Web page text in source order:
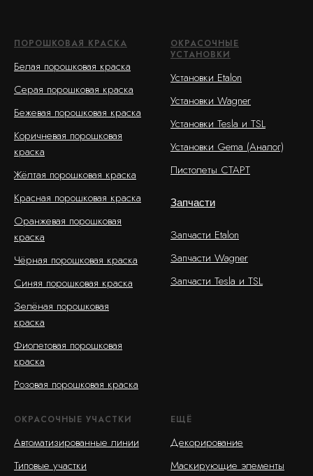
ПОРОШКОВАЯ КРАСКА
Белая порошковая краска
Серая порошковая краска
Бежевая порошковая краска
Коричневая порошковая
краска
Жёлтая порошковая краска
Красная порошковая краска
Оранжевая порошковая
краска
Чёрная порошковая краска
Синяя порошковая краска
Зелёная порошковая
краска
Фиолетовая порошковая
краска
Розовая порошковая краска
ОКРАСОЧНЫЕ
УСТАНОВКИ
Установки Etalon
Установки Wagner
Установки Tesla и TSL
Установки Gema (Аналог)
Пистолеты СТАРТ
Запчасти
Запчасти Etalon
Запчасти Wagner
Запчасти Tesla и TSL
ОКРАСОЧНЫЕ УЧАСТКИ
Автоматизированные линии
Типовые участки
ЕЩЁ
Декорирование
Маскирующие элементы